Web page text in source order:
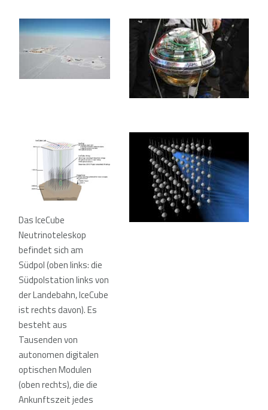
Das IceCube
Neutrinoteleskop
befindet sich am
Südpol (oben links: die
Südpolstation links von
der Landebahn, IceCube
ist rechts davon). Es
besteht aus
Tausenden von
autonomen digitalen
optischen Modulen
(oben rechts), die die
Ankunftszeit jedes